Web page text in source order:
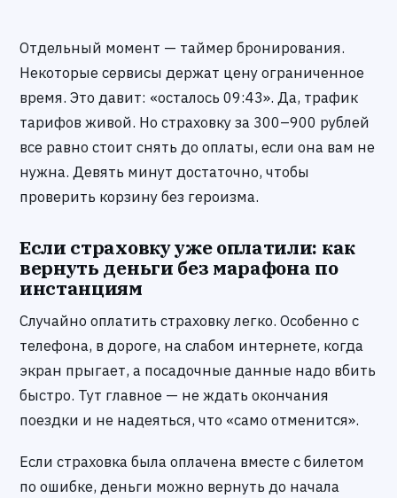
Отдельный момент — таймер бронирования.
Некоторые сервисы держат цену ограниченное
время. Это давит: «осталось 09:43». Да, трафик
тарифов живой. Но страховку за 300–900 рублей
все равно стоит снять до оплаты, если она вам не
нужна. Девять минут достаточно, чтобы
проверить корзину без героизма.
Если страховку уже оплатили: как
вернуть деньги без марафона по
инстанциям
Случайно оплатить страховку легко. Особенно с
телефона, в дороге, на слабом интернете, когда
экран прыгает, а посадочные данные надо вбить
быстро. Тут главное — не ждать окончания
поездки и не надеяться, что «само отменится».
Если страховка была оплачена вместе с билетом
по ошибке, деньги можно вернуть до начала